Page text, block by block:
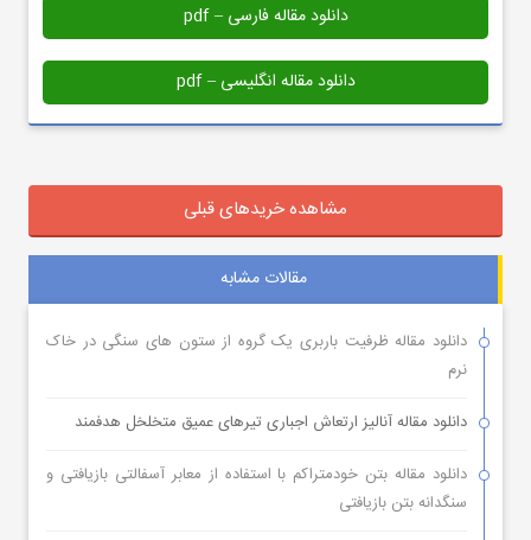
دانلود مقاله فارسی – pdf
دانلود مقاله انگلیسی – pdf
مشاهده خریدهای قبلی
مقالات مشابه
دانلود مقاله ظرفیت باربری یک گروه از ستون های سنگی در خاک
نرم
دانلود مقاله آنالیز ارتعاش اجباری تیرهای عمیق متخلخل هدفمند
دانلود مقاله بتن خودمتراکم با استفاده از معابر آسفالتی بازیافتی و
سنگدانه بتن بازیافتی